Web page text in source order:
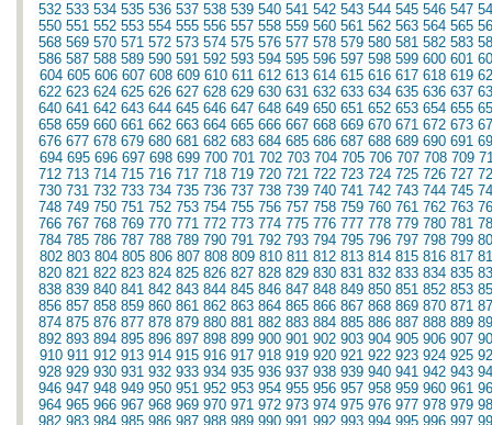
532 533 534 535 536 537 538 539 540 541 542 543 544 545 546 547
550 551 552 553 554 555 556 557 558 559 560 561 562 563 564 565
568 569 570 571 572 573 574 575 576 577 578 579 580 581 582 583
586 587 588 589 590 591 592 593 594 595 596 597 598 599 600 601
604 605 606 607 608 609 610 611 612 613 614 615 616 617 618 619
622 623 624 625 626 627 628 629 630 631 632 633 634 635 636 637
640 641 642 643 644 645 646 647 648 649 650 651 652 653 654 655
658 659 660 661 662 663 664 665 666 667 668 669 670 671 672 673
676 677 678 679 680 681 682 683 684 685 686 687 688 689 690 691
694 695 696 697 698 699 700 701 702 703 704 705 706 707 708 709
712 713 714 715 716 717 718 719 720 721 722 723 724 725 726 727
730 731 732 733 734 735 736 737 738 739 740 741 742 743 744 745
748 749 750 751 752 753 754 755 756 757 758 759 760 761 762 763
766 767 768 769 770 771 772 773 774 775 776 777 778 779 780 781
784 785 786 787 788 789 790 791 792 793 794 795 796 797 798 799
802 803 804 805 806 807 808 809 810 811 812 813 814 815 816 817
820 821 822 823 824 825 826 827 828 829 830 831 832 833 834 835
838 839 840 841 842 843 844 845 846 847 848 849 850 851 852 853
856 857 858 859 860 861 862 863 864 865 866 867 868 869 870 871
874 875 876 877 878 879 880 881 882 883 884 885 886 887 888 889
892 893 894 895 896 897 898 899 900 901 902 903 904 905 906 907
910 911 912 913 914 915 916 917 918 919 920 921 922 923 924 925
928 929 930 931 932 933 934 935 936 937 938 939 940 941 942 943
946 947 948 949 950 951 952 953 954 955 956 957 958 959 960 961
964 965 966 967 968 969 970 971 972 973 974 975 976 977 978 979
982 983 984 985 986 987 988 989 990 991 992 993 994 995 996 997